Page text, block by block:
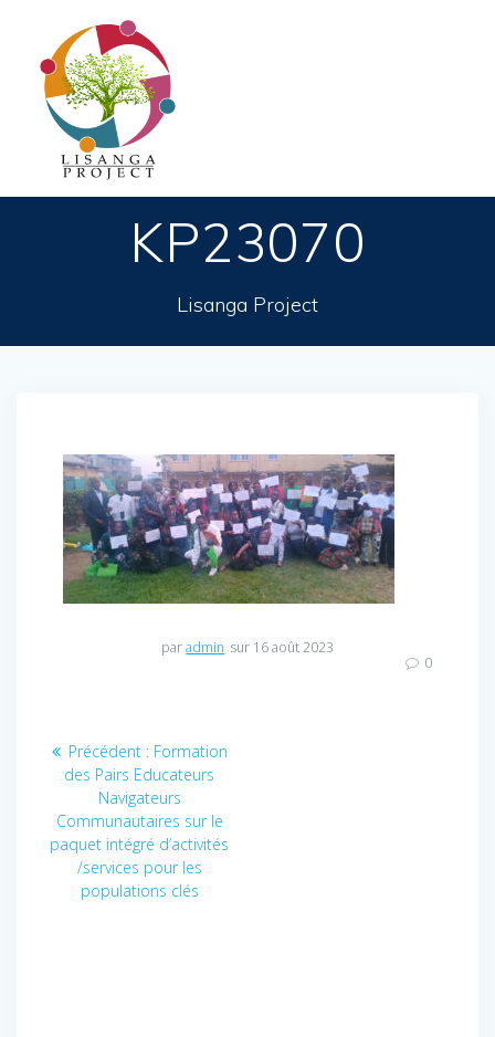
KP23070
Lisanga Project
paradmin sur 16 août 2023
0
Navigation
l’article
Précédent : Article
précédent
:
Formation
des Pairs Educateurs
Navigateurs
Communautaires sur le
paquet intégré d’activités
/services pour les
populations clés